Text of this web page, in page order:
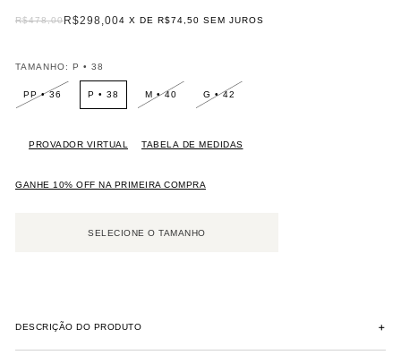
R$298,00
R$478,00 4 X DE R$74,50 SEM JUROS
TAMANHO: P • 38
PP • 36 P • 38 M • 40 G • 42
PROVADOR VIRTUAL TABELA DE MEDIDAS
GANHE 10% OFF NA PRIMEIRA COMPRA
DESCRIÇÃO DO PRODUTO +